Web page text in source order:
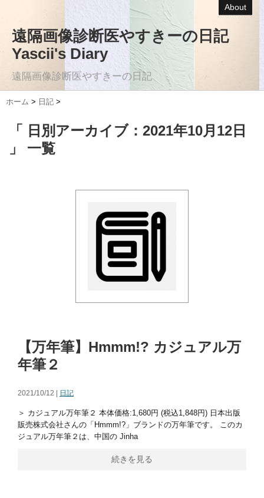
About
遠隔画像診断医やすきーの日記
Yascii's Diary
遠隔画像診断医やすきーの日記
ホーム > 日記 >
「 日別アーカイブ：2021年10月12日
」 一覧
【万年筆】Hmmm!? カジュアル万
年筆２
2021/10/12 | 日記
＞ カジュアル万年筆２ 本体価格:1,680円 (税込1,848円) 日本出版
販売株式会社さんの「Hmmm!?」ブランドの万年筆です。 このカ
ジュアル万年筆２は、中国の Jinha
続きを見る